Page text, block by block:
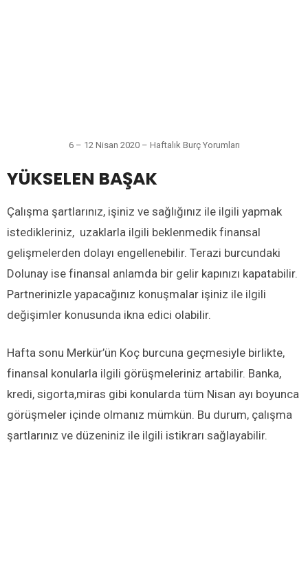
6 – 12 Nisan 2020 – Haftalık Burç Yorumları
YÜKSELEN BAŞAK
Çalışma şartlarınız, işiniz ve sağlığınız ile ilgili yapmak
istedikleriniz, uzaklarla ilgili beklenmedik finansal
gelişmelerden dolayı engellenebilir. Terazi burcundaki
Dolunay ise finansal anlamda bir gelir kapınızı kapatabilir.
Partnerinizle yapacağınız konuşmalar işiniz ile ilgili
değişimler konusunda ikna edici olabilir.
Hafta sonu Merkür’ün Koç burcuna geçmesiyle birlikte,
finansal konularla ilgili görüşmeleriniz artabilir. Banka,
kredi, sigorta,miras gibi konularda tüm Nisan ayı boyunca
görüşmeler içinde olmanız mümkün. Bu durum, çalışma
şartlarınız ve düzeniniz ile ilgili istikrarı sağlayabilir.